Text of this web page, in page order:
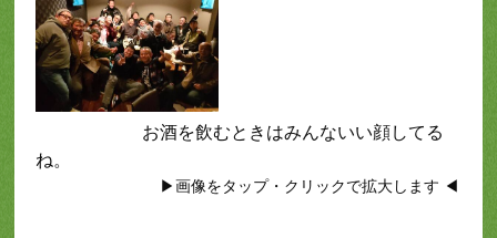
お酒を飲むときはみんないい顔してる
ね。
▶画像をタップ・クリックで拡大します ◀